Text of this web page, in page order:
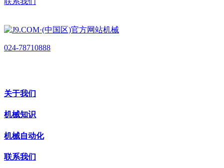
024-78710888
关于我们
机械知识
机械自动化
联系我们